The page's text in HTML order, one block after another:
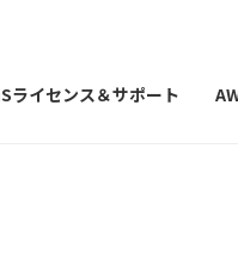
ライセンス＆サポート